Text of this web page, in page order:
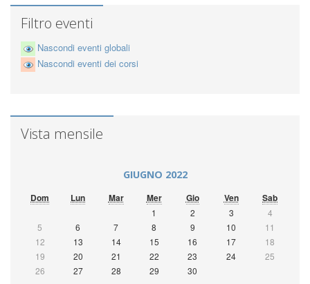
Filtro eventi
Nascondi eventi globali
Nascondi eventi dei corsi
Vista mensile
GIUGNO 2022
Dom Lun Mar Mer Gio Ven Sab
1 2 3
4
5
6 7 8 9 10
11
12
13 14 15 16 17
18
19
20 21 22 23 24
25
26
27 28 29 30